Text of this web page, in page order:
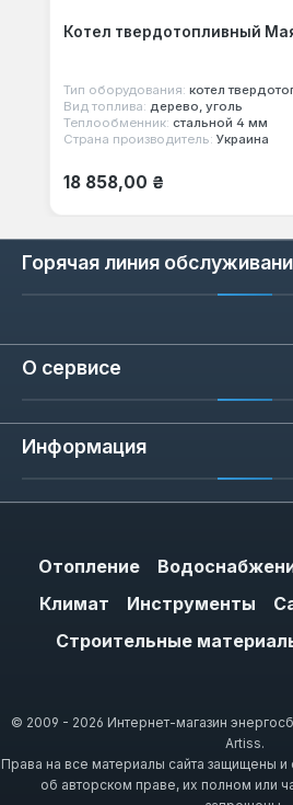
Котел твердотопливный
Тип оборудования: котел
Вид топлива: дерево, уголь
Теплообменник: стальной 4 мм
Страна производитель: Украина
Обычная цена:
18 858,00 ₴
Горячая линия
О сервисе
Информация
Отопление
Климат
Инструменты
Строительные
© 2009 - 2026 Интернет-магазин
Artiss.
Права на все материалы сайта защищены
об авторском праве, их полном или